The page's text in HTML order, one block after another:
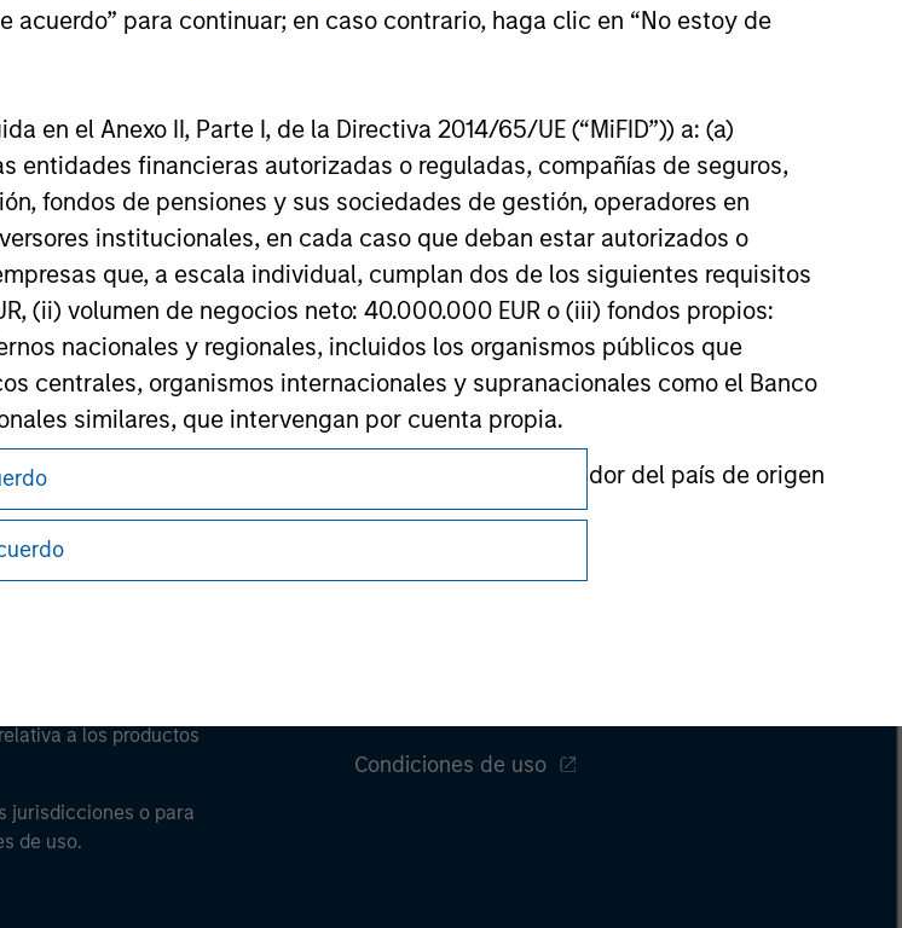
para continuar; en caso contrario, haga clic en “No estoy de
en el Anexo II, Parte I, de la Directiva 2014/65/UE (“MiFID”)) a: (a)
entidades financieras autorizadas o reguladas, compañías de seguros,
fondos de pensiones y sus sociedades de gestión, operadores en
institucionales, en cada caso que deban estar autorizados o
que, a escala individual, cumplan dos de los siguientes requisitos
(ii) volumen de negocios neto: 40.000.000 EUR o (iii) fondos propios:
nacionales y regionales, incluidos los organismos públicos que
centrales, organismos internacionales y supranacionales como el Banco
similares, que intervengan por cuenta propia.
no sea la definición prevista por el regulador del país de origen
other laws of such jurisdiction.
strategy, including additional risk considerations.
a los productos
jurisdicciones o para
de uso.
Condiciones de uso